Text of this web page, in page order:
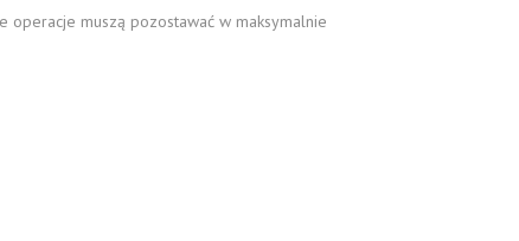
operacje muszą pozostawać w maksymalnie